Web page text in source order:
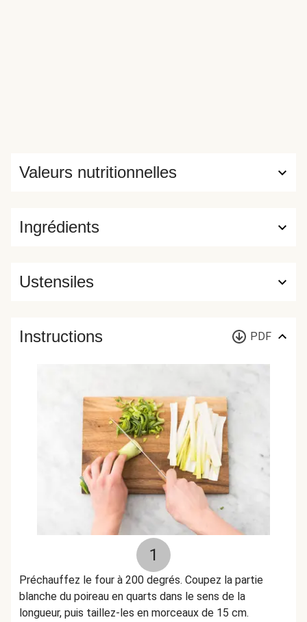
Ingrédients
Valeurs nutritionnelles
Ustensiles
Instructions PDF
1
Préchauffez le four à 200 degrés. Coupez la partie
blanche du poireau en quarts dans le sens de la
longueur, puis taillez-les en morceaux de 15 cm.